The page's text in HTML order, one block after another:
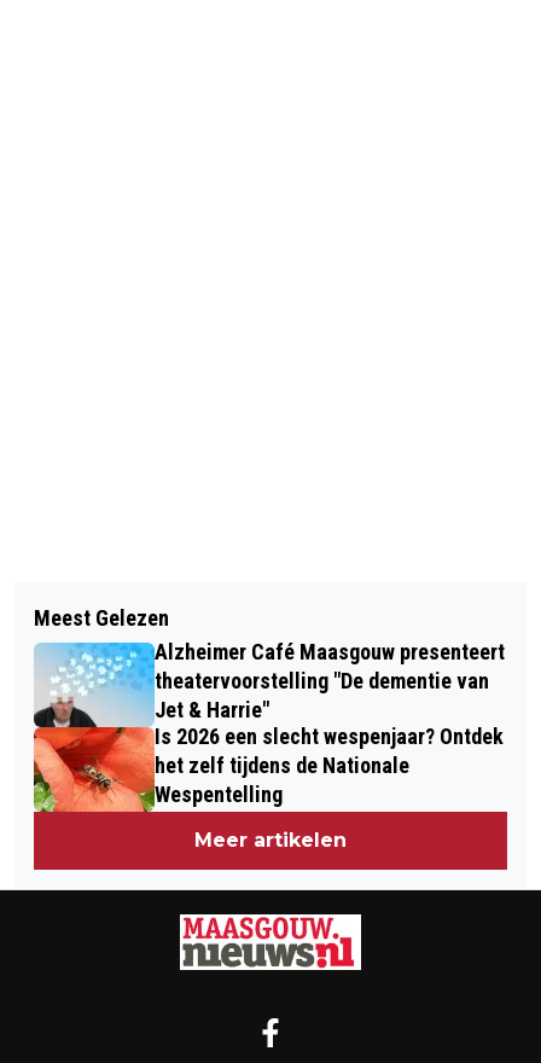
ALZHEIMER CAFÉ MAASGOUW:
VERGEETACHTIGHEID OF TOCH
DEMENTIE?
SENIOREN MAASKERNEN:
WANDELTOCHT IN EN ROND
MAASBRACHT
Meest Gelezen
Alzheimer Café Maasgouw presenteert
theatervoorstelling "De dementie van
Jet & Harrie"
Is 2026 een slecht wespenjaar? Ontdek
het zelf tijdens de Nationale
Wespentelling
Meer artikelen